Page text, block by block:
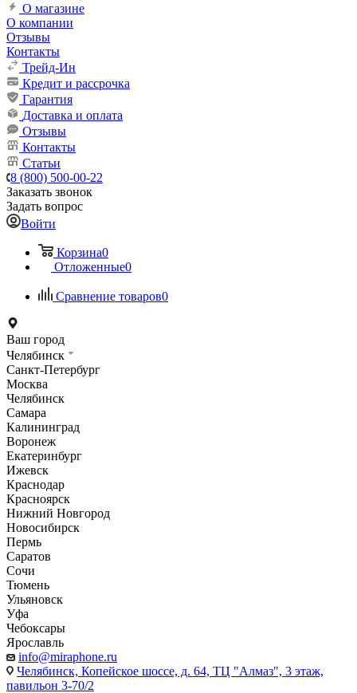
О магазине
О компании
Отзывы
Контакты
Трейд-Ин
Кредит и рассрочка
Гарантия
Доставка и оплата
Отзывы
Контакты
Статьи
8 (800) 500-00-22
Заказать звонок
Задать вопрос
Войти
Корзина0
Отложенные0
Сравнение товаров0
Ваш город
Челябинск
Санкт-Петербург
Москва
Челябинск
Самара
Калининград
Воронеж
Екатеринбург
Ижевск
Краснодар
Красноярск
Нижний Новгород
Новосибирск
Пермь
Саратов
Сочи
Тюмень
Ульяновск
Уфа
Чебоксары
Ярославль
info@miraphone.ru
Челябинск, Копейское шоссе, д. 64, ТЦ "Алмаз", 3 этаж,
павильон 3-70/2